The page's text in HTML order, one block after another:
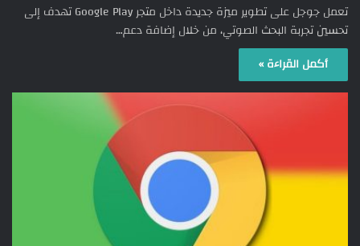
تعمل جوجل على تطوير ميزة جديدة داخل متجر Google Play تهدف إلى
تحسين تجربة البحث الصوتي، من خلال إضافة دعم…
أكمل القراءة »